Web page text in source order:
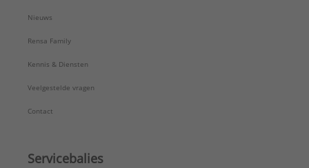
Nieuws
Rensa Family
Kennis & Diensten
Veelgestelde vragen
Contact
Servicebalies